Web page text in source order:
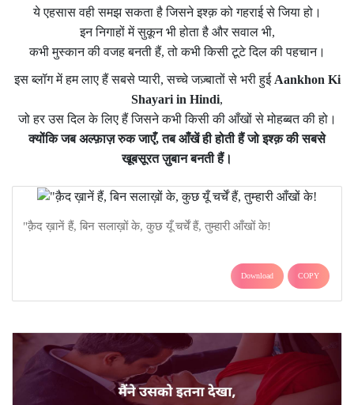
ये एहसास वही समझ सकता है जिसने इश्क़ को गहराई से जिया हो।
इन निगाहों में सुकून भी होता है और सवाल भी,
कभी मुस्कान की वजह बनती हैं, तो कभी किसी टूटे दिल की पहचान।
इस ब्लॉग में हम लाए हैं सबसे प्यारी, सच्चे जज़्बातों से भरी हुई Aankhon Ki
Shayari in Hindi,
जो हर उस दिल के लिए हैं जिसने कभी किसी की आँखों से मोहब्बत की हो।
क्योंकि जब अल्फ़ाज़ रुक जाएँ, तब आँखें ही होती हैं जो इश्क़ की सबसे
खूबसूरत ज़ुबान बनती हैं।
"क़ैद ख़ानें हैं, बिन सलाख़ों के, कुछ यूँ चर्चें हैं, तुम्हारी आँखों के!
Download COPY